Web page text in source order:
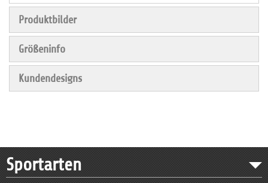
Produktbilder
Größeninfo
Kundendesigns
Sportarten